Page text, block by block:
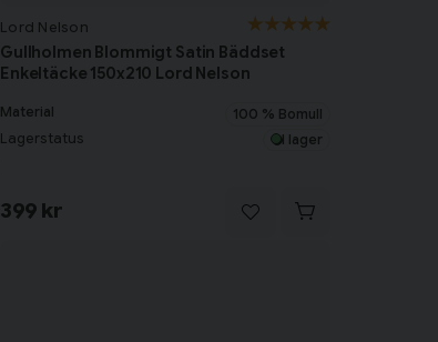
Lord Nelson
Gullholmen Blommigt Satin Bäddset
Enkeltäcke 150x210 Lord Nelson
Material 100 % Bomull
Lagerstatus I lager
399 kr